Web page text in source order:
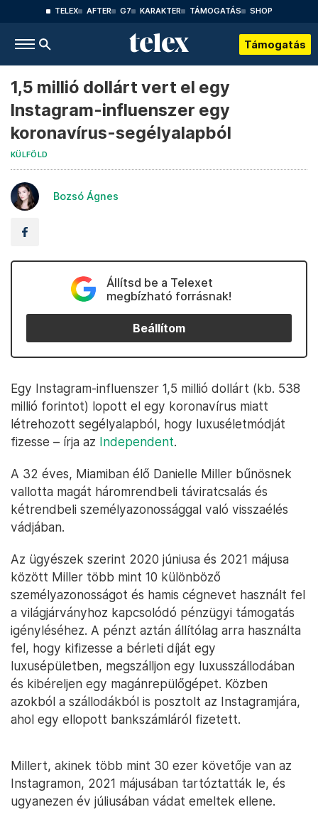
TELEX AFTER G7 KARAKTER TÁMOGATÁS SHOP
Támogatás
1,5 millió dollárt vert el egy
Instagram-influenszer egy
koronavírus-segélyalapból
KÜLFÖLD
Bozsó Ágnes
Állítsd be a Telexet
megbízható forrásnak!
Beállítom
Egy Instagram-influenszer 1,5 millió dollárt (kb. 538
millió forintot) lopott el egy koronavírus miatt
létrehozott segélyalapból, hogy luxuséletmódját
fizesse – írja az Independent.
A 32 éves, Miamiban élő Danielle Miller bűnösnek
vallotta magát háromrendbeli táviratcsalás és
kétrendbeli személyazonossággal való visszaélés
vádjában.
Az ügyészek szerint 2020 júniusa és 2021 májusa
között Miller több mint 10 különböző
személyazonosságot és hamis cégnevet használt fel
a világjárványhoz kapcsolódó pénzügyi támogatás
igényléséhez. A pénzt aztán állítólag arra használta
fel, hogy kifizesse a bérleti díját egy
luxusépületben, megszálljon egy luxusszállodában
és kibéreljen egy magánrepülőgépet. Közben
azokból a szállodákból is posztolt az Instagramjára,
ahol egy ellopott bankszámláról fizetett.
Millert, akinek több mint 30 ezer követője van az
Instagramon, 2021 májusában tartóztatták le, és
ugyanezen év júliusában vádat emeltek ellene.